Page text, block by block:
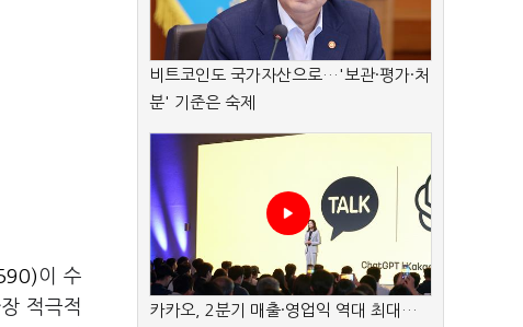
이 수
적극적
비트코인도 국가자산으로…'보관·평가·처
분' 기준은 숙제
카카오, 2분기 매출·영업익 역대 최대…